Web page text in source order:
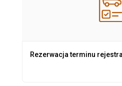
Rezerwacja terminu